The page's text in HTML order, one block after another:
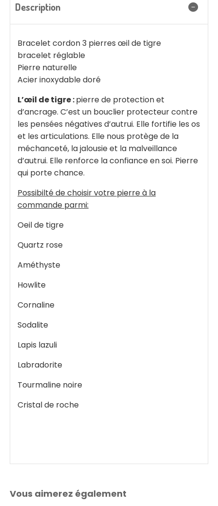
Description
Bracelet cordon 3 pierres œil de tigre
bracelet réglable
Pierre naturelle
Acier inoxydable doré
L’œil de tigre :pierre de protection et
d’ancrage. C’est un bouclier protecteur contre
les pensées négatives d’autrui. Elle fortifie les os
et les articulations. Elle nous protège de la
méchanceté, la jalousie et la malveillance
d’autrui. Elle renforce la confiance en soi. Pierre
qui porte chance.
Possibilté de choisir votre pierre à la
commande parmi:
Oeil de tigre
Quartz rose
Améthyste
Howlite
Cornaline
Sodalite
Lapis lazuli
Labradorite
Tourmaline noire
Cristal de roche
Vous aimerez également